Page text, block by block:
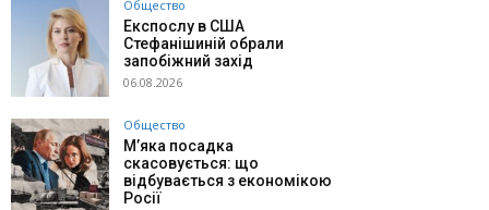
Общество
Експослу в США
Стефанішиній обрали
запобіжний захід
06.08.2026
Общество
М’яка посадка
скасовується: що
відбувається з економікою
Росії